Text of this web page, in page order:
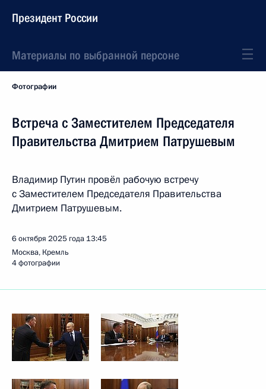
Президент России
Материалы по выбранной персоне
Фотографии
Встреча с Заместителем Председателя
Правительства Дмитрием Патрушевым
Владимир Путин провёл рабочую встречу
с Заместителем Председателя Правительства
Дмитрием Патрушевым.
6 октября 2025 года 13:45
Москва, Кремль
4 фотографии